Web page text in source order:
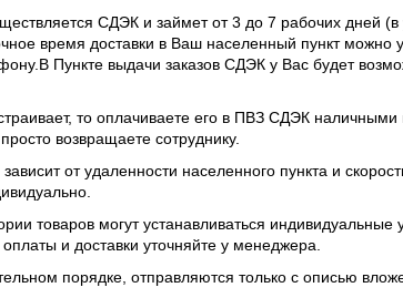
СДЭК и займет от 3 до 7 рабочих дней
время доставки в Ваш населенный пункт можно
Пункте выдачи заказов СДЭК у Вас будет
то оплачиваете его в ПВЗ СДЭК наличными
возвращаете сотруднику.
от удаленности населенного пункта и
товаров могут устанавливаться индивидуальные
и доставки уточняйте у менеджера.
порядке, отправляются только с описью